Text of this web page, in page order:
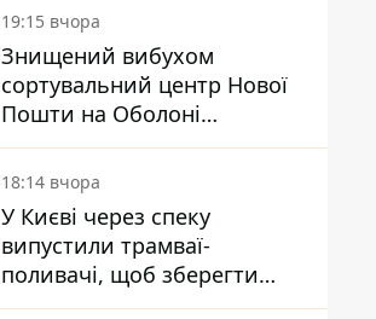
19:15 вчора
Знищений вибухом
сортувальний центр Нової
Пошти на Оболоні
запрацював - видають
посилки
18:14 вчора
У Києві через спеку
випустили трамваї-
поливачі, щоб зберегти
рейки від деформації